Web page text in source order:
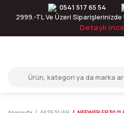
0541 517 65 54
2999.-TL Ve Üzeri
Detaylı